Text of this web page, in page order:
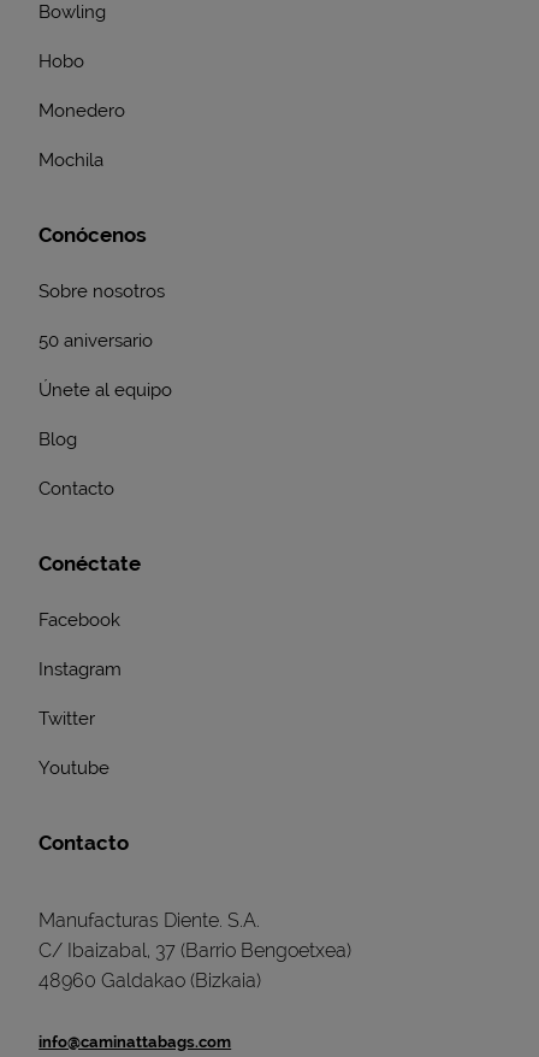
Bowling
Hobo
Monedero
Mochila
Conócenos
Sobre nosotros
50 aniversario
Únete al equipo
Blog
Contacto
Conéctate
Facebook
Instagram
Twitter
Youtube
Contacto
Manufacturas Diente. S.A.
C/ Ibaizabal, 37 (Barrio Bengoetxea)
48960 Galdakao (Bizkaia)
info@caminattabags.com